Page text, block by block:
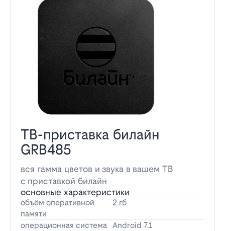
ТВ-приставка билайн
GRB485
вся гамма цветов и звука в вашем ТВ
с приставкой билайн
основные характеристики
объём оперативной
памяти
2 гб
операционная система Android 7.1